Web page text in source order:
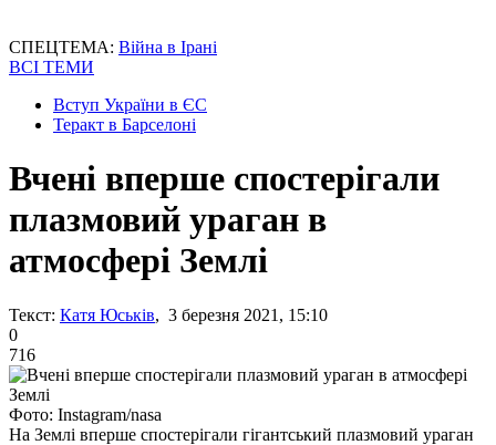
СПЕЦТЕМА: Війна в Ірані
ВСІ ТЕМИ
Вступ України в ЄС
Теракт в Барселоні
Вчені вперше спостерігали
плазмовий ураган в
атмосфері Землі
Текст: Катя Юськів, 3 березня 2021, 15:10
0
716
Фото: Instagram/nasa
На Землі вперше спостерігали гігантський плазмовий ураган